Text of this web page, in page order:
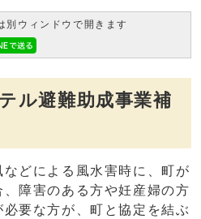
別ウィンドウで開きます
ル避難助成事業補
どによる風水害時に、町が
障害のある方や妊産婦の方
要な方が、町と協定を結ぶ